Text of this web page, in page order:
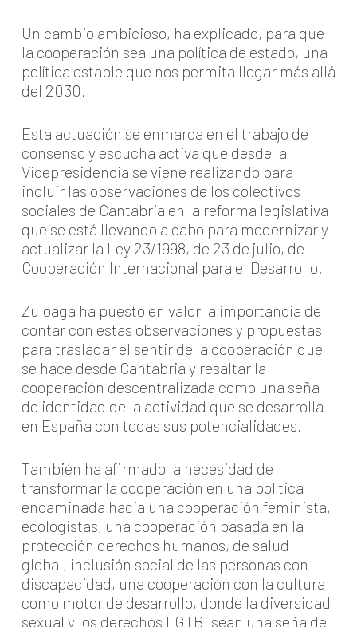
Un cambio ambicioso, ha explicado, para que
la cooperación sea una política de estado, una
política estable que nos permita llegar más allá
del 2030.
Esta actuación se enmarca en el trabajo de
consenso y escucha activa que desde la
Vicepresidencia se viene realizando para
incluir las observaciones de los colectivos
sociales de Cantabria en la reforma legislativa
que se está llevando a cabo para modernizar y
actualizar la Ley 23/1998, de 23 de julio, de
Cooperación Internacional para el Desarrollo.
Zuloaga ha puesto en valor la importancia de
contar con estas observaciones y propuestas
para trasladar el sentir de la cooperación que
se hace desde Cantabria y resaltar la
cooperación descentralizada como una seña
de identidad de la actividad que se desarrolla
en España con todas sus potencialidades.
También ha afirmado la necesidad de
transformar la cooperación en una política
encaminada hacia una cooperación feminista,
ecologistas, una cooperación basada en la
protección derechos humanos, de salud
global, inclusión social de las personas con
discapacidad, una cooperación con la cultura
como motor de desarrollo, donde la diversidad
sexual y los derechos LGTBI sean una seña de